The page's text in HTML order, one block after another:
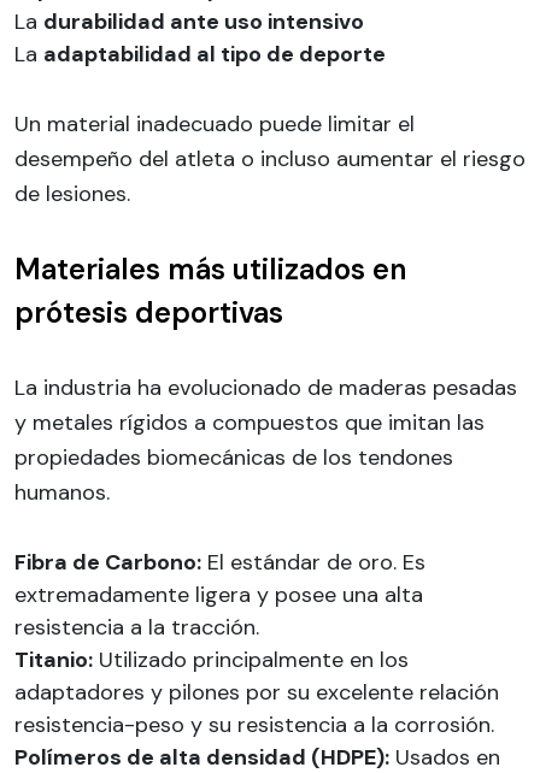
La durabilidad ante uso intensivo
La adaptabilidad al tipo de deporte
Un material inadecuado puede limitar el
desempeño del atleta o incluso aumentar el riesgo
de lesiones.
Materiales más utilizados en
prótesis deportivas
La industria ha evolucionado de maderas pesadas
y metales rígidos a compuestos que imitan las
propiedades biomecánicas de los tendones
humanos.
Fibra de Carbono: El estándar de oro. Es
extremadamente ligera y posee una alta
resistencia a la tracción.
Titanio: Utilizado principalmente en los
adaptadores y pilones por su excelente relación
resistencia-peso y su resistencia a la corrosión.
Polímeros de alta densidad (HDPE): Usados en